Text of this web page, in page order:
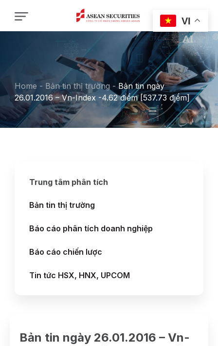
Home - Bản tin thị trường -Bản tin ngày
26.01.2016 – Vn-Index -4.62 điểm [537.73 điểm]
Trung tâm phân tích
Bản tin thị trường
Báo cáo phân tích doanh nghiệp
Báo cáo chiến lược
Tin tức HSX, HNX, UPCOM
Bản tin ngày 26.01.2016 – Vn-
VI